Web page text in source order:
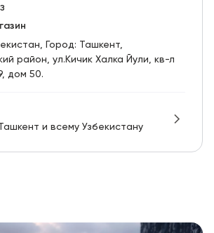
Город: Ташкент,
pайон, ул.Кичик Халка Йули, кв-л
дом 50.
и всему Узбекистану